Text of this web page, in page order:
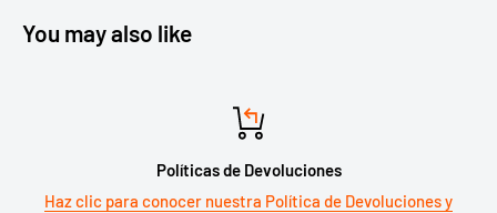
You may also like
Políticas de Devoluciones
Haz clic para conocer nuestra Política de Devoluciones y